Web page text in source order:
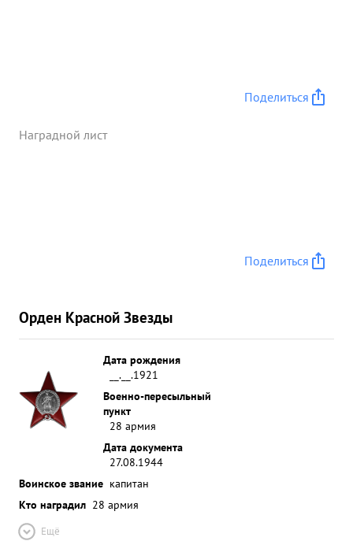
Поделиться
Наградной лист
Поделиться
Орден Красной Звезды
Дата рождения
__.__.1921
Военно-пересыльный
пункт
28 армия
Дата документа
27.08.1944
Воинское звание капитан
Кто наградил 28 армия
Ещё